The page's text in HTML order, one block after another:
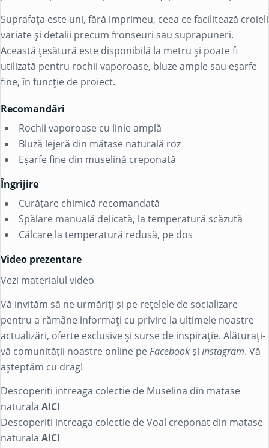
Suprafața este uni, fără imprimeu, ceea ce facilitează croieli
variate și detalii precum fronseuri sau suprapuneri.
Această țesătură este disponibilă la metru și poate fi
utilizată pentru rochii vaporoase, bluze ample sau eșarfe
fine, în funcție de proiect.
Recomandări
Rochii vaporoase cu linie amplă
Bluză lejeră din mătase naturală roz
Eșarfe fine din muselină creponată
Îngrijire
Curățare chimică recomandată
Spălare manuală delicată, la temperatură scăzută
Călcare la temperatură redusă, pe dos
Video prezentare
Vezi materialul video
Vă invităm să ne urmăriți și pe rețelele de socializare
pentru a rămâne informați cu privire la ultimele noastre
actualizări, oferte exclusive și surse de inspirație. Alăturați-
vă comunității noastre online peFacebook și Instagram. Vă
așteptăm cu drag!
Descoperiti intreaga colectie de Muselina din matase
naturala AICI
Descoperiti intreaga colectie de Voal creponat din matase
naturala AICI